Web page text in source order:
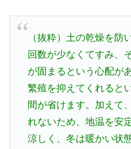
（抜粋）土の乾燥を防
回数が少なくてすみ、
が固まるという心配が
繁殖を抑えてくれると
間が省けます。加えて
れないため、地温を安
涼しく、冬は暖かい状